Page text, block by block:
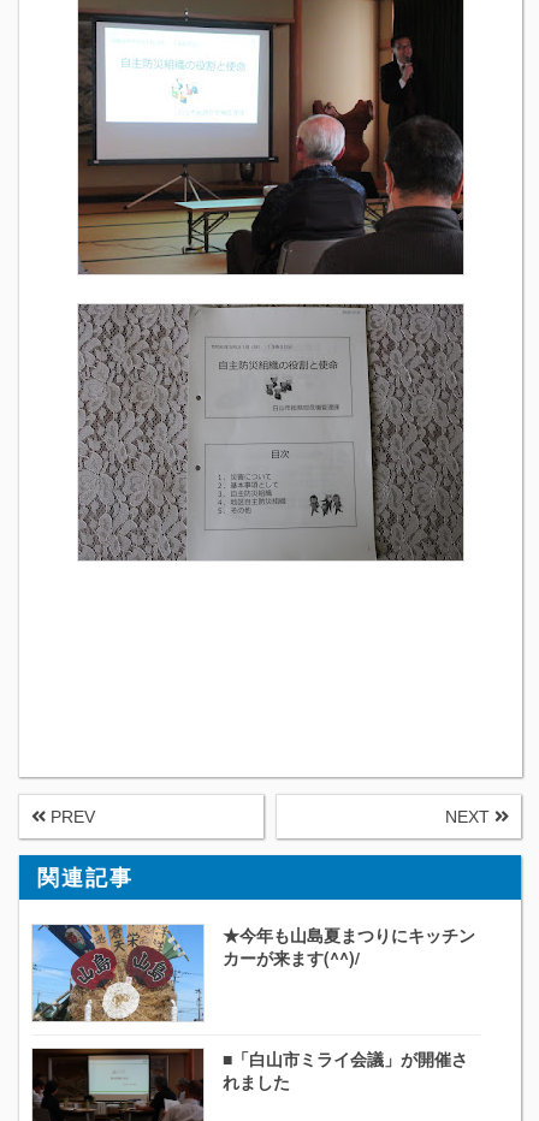
PREV NEXT
関連記事
★今年も山島夏まつりにキッチン
カーが来ます(^^)/
■「白山市ミライ会議」が開催さ
れました